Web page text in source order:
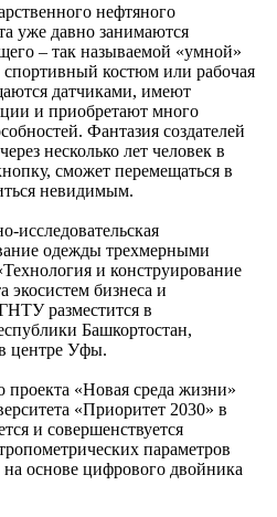
нефтяного
уже давно занимаются
– так называемой «умной»
костюм или рабочая
датчиками, имеют
и приобретают много
Фантазия создателей
несколько лет человек в
сможет перемещаться в
невидимым.
исследовательская
одежды трехмерными
и конструирование
бизнеса и
разместится в
Башкортостан,
центре Уфы.
проекта «Новая среда жизни»
«Приоритет 2030» в
и совершенствуется
параметров
основе цифрового двойника